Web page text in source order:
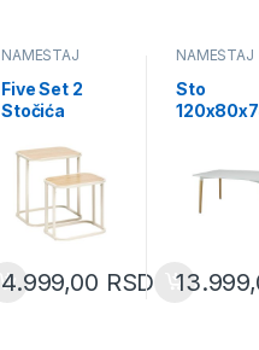
NAMEŠTAJ
Five Set 2
Stočića
metal bež
(193699)
4.999,00 RSD
NAMEŠTAJ
Sto